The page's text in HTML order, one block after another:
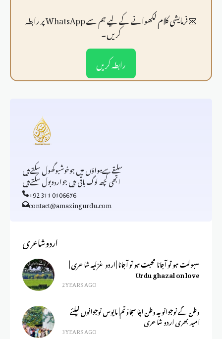
💌 فرمايشی کلام لکھوانے کے لیے ہم سے WhatsApp پر رابطہ
کریں۔
رابطہ کریں
سلیقےسےہواؤں میں جوخوشبوگھول سکتےہیں
ابھی کچھ لوگ باقی ہیں جواردوبول سکتےہیں
+92 311 0106676
contact@amazingurdu.com
اردوشاعری
سہولت ہو تو آجانا محبت ہو تو آجانا | اردو غزلیہ شاعری |
Urdu ghazal on love
2 YEARS AGO
وطن کے نوجوانو یہ وطن اپنا سجاؤ تم| مایوس نوجوانوں کیلئے
امید بھری اردو شاعری
3 YEARS AGO